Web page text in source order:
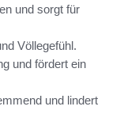
und sorgt für
Völlegefühl.
und fördert ein
und lindert